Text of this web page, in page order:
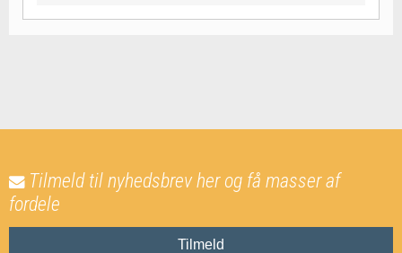
Tilmeld til nyhedsbrev her og få masser af
fordele
Tilmeld